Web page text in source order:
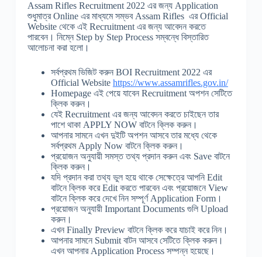
Assam Rifles Recruitment 2022 এর জন্য Application
শুধুমাত্র Online এর মাধ্যমে সম্ভব Assam Rifles এর Official
Website থেকে এই Recruitment এর জন্য আবেদন করতে
পারবেন। নিম্নে Step by Step Process সম্বন্ধে বিস্তারিত
আলোচনা করা হলো।
সর্বপ্রথম ভিজিট করুন BOI Recruitment 2022 এর
Official Website https://www.assamrifles.gov.in/
Homepage এই পেয়ে যাবেন Recruitment অপশন সেটিতে
ক্লিক করুন।
যেই Recruitment এর জন্য আবেদন করতে চাইছেন তার
পাশে থাকা APPLY NOW বাটনে ক্লিক করুন।
আপনার সামনে এখন দুইটি অপশন আসবে তার মধ্যে থেকে
সর্বপ্রথম Apply Now বাটনে ক্লিক করুন।
প্রয়োজন অনুযায়ী সমস্ত তথ্য প্রদান করুন এবং Save বাটনে
ক্লিক করুন।
যদি প্রদান করা তথ্য ভুল হয়ে থাকে সেক্ষেত্রে আপনি Edit
বাটনে ক্লিক করে Edit করতে পারবেন এবং প্রয়োজনে View
বাটনে ক্লিক করে দেখে নিন সম্পূর্ণ Application Form।
প্রয়োজন অনুযায়ী Important Documents গুলি Upload
করুন।
এখন Finally Preview বাটনে ক্লিক করে যাচাই করে নিন।
আপনার সামনে Submit বাটন আসবে সেটিতে ক্লিক করুন।
এখন আপনার Application Process সম্পন্ন হয়েছে।